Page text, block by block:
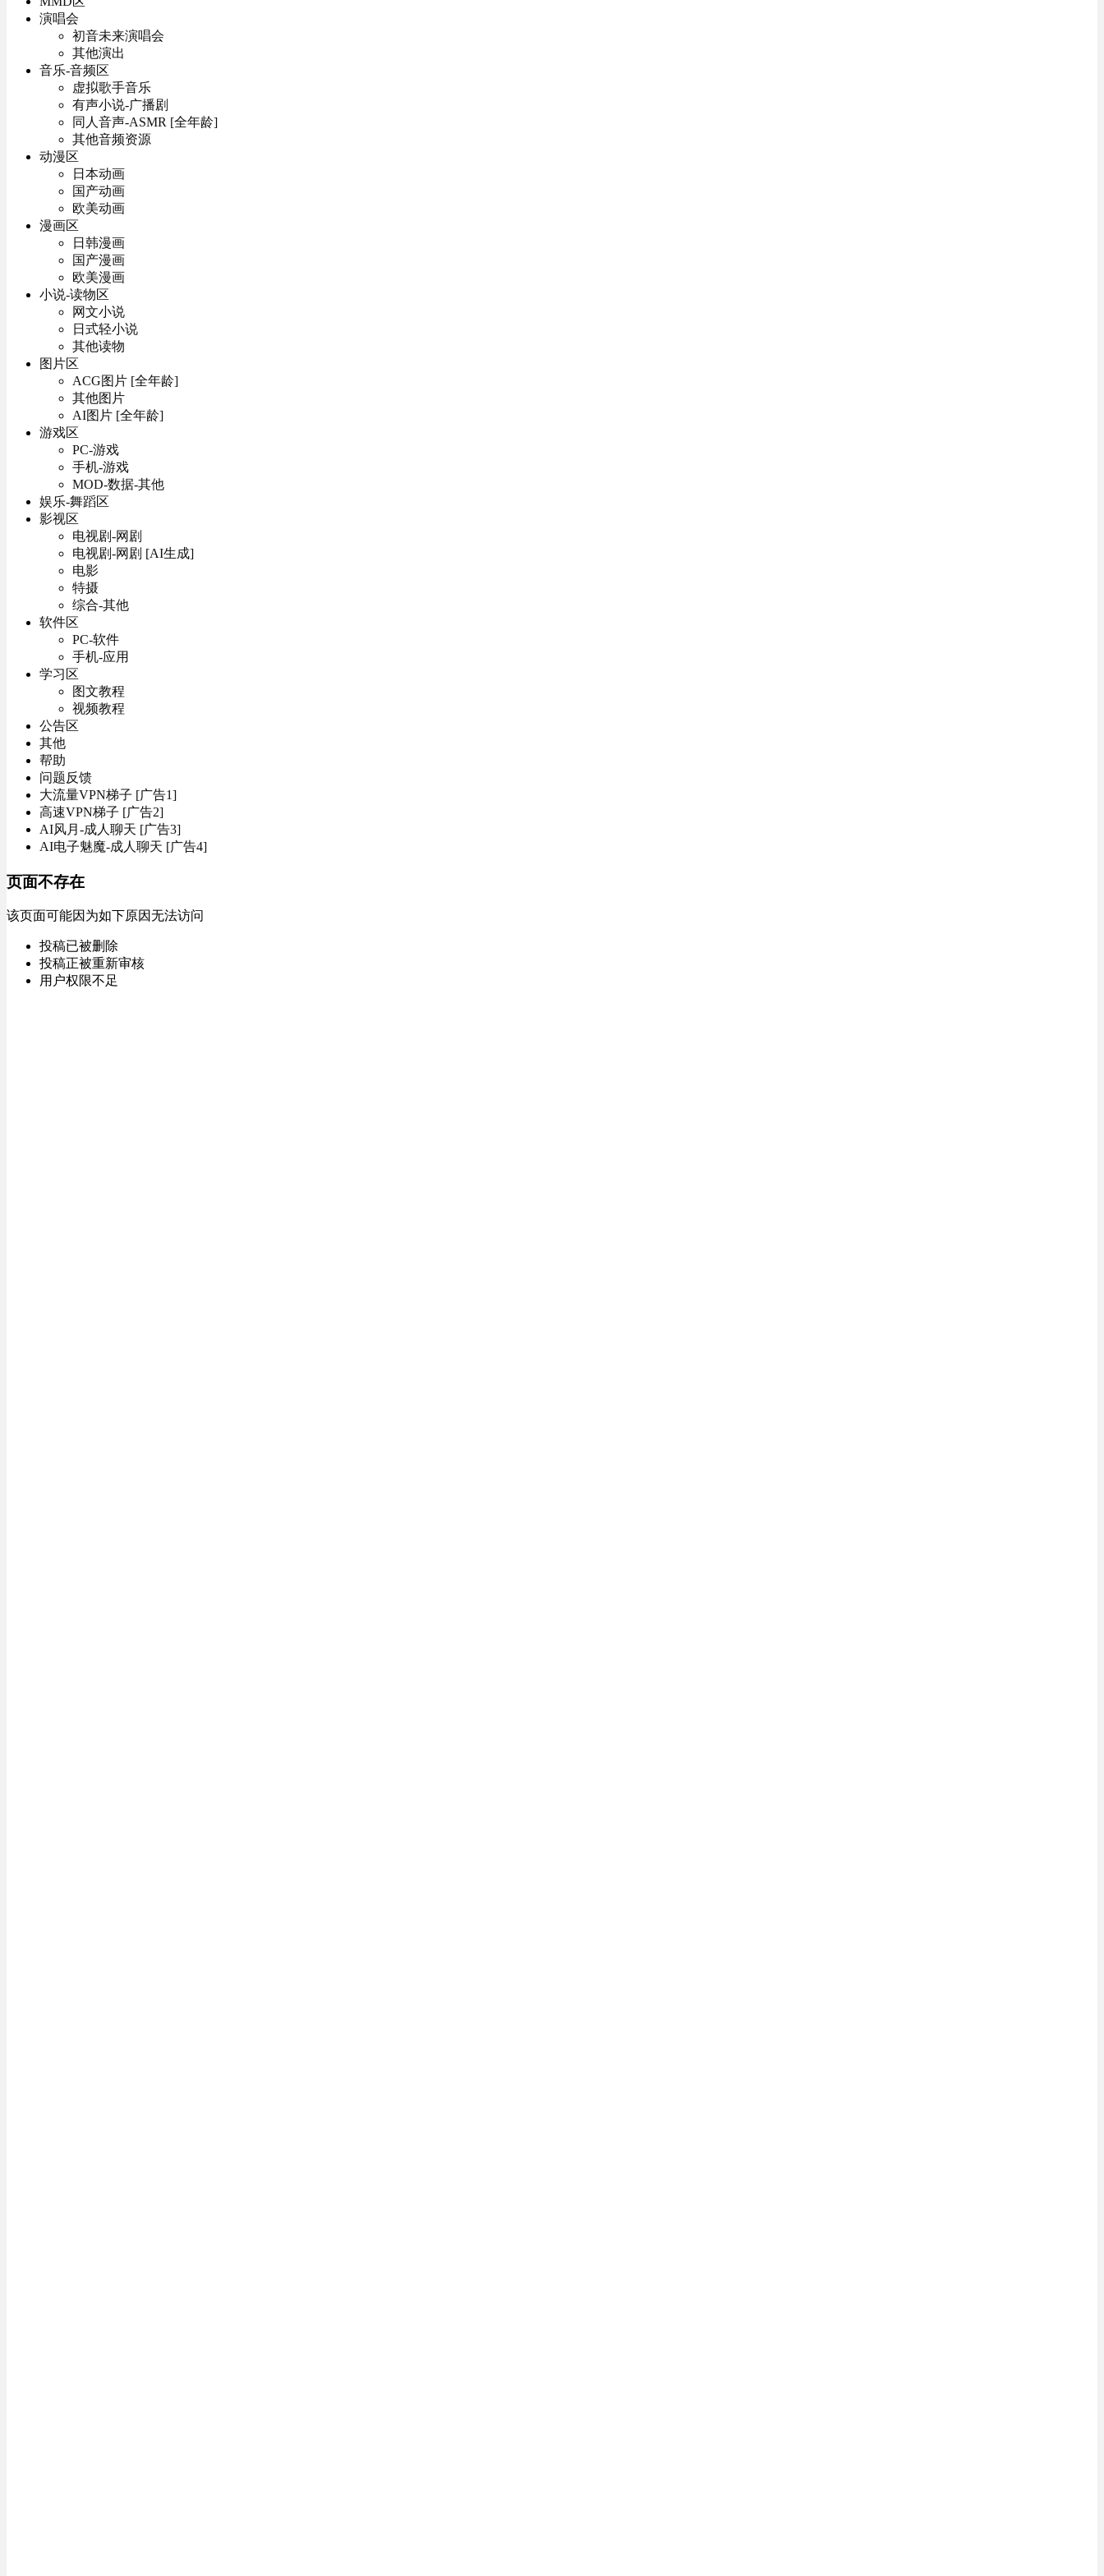
演唱会
初音未来演唱会
其他演出
音乐-音频区
虚拟歌手音乐
有声小说-广播剧
同人音声-ASMR [全年龄]
其他音频资源
动漫区
日本动画
国产动画
欧美动画
漫画区
日韩漫画
国产漫画
欧美漫画
小说-读物区
网文小说
日式轻小说
其他读物
图片区
ACG图片 [全年龄]
其他图片
AI图片 [全年龄]
游戏区
PC-游戏
手机-游戏
MOD-数据-其他
娱乐-舞蹈区
影视区
电视剧-网剧
电视剧-网剧 [AI生成]
电影
特摄
综合-其他
软件区
PC-软件
手机-应用
学习区
图文教程
视频教程
公告区
其他
帮助
问题反馈
大流量VPN梯子 [广告1]
高速VPN梯子 [广告2]
AI风月-成人聊天 [广告3]
AI电子魅魔-成人聊天 [广告4]
页面不存在
该页面可能因为如下原因无法访问
投稿已被删除
投稿正被重新审核
用户权限不足